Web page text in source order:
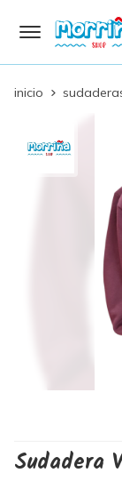
inicio
Sudadera